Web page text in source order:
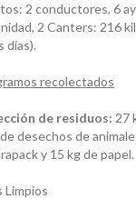
2 conductores, 6
2 Canters: 216
días).
recolectados
de residuos: 27
desechos de
y 15 kg de papel.
Limpios